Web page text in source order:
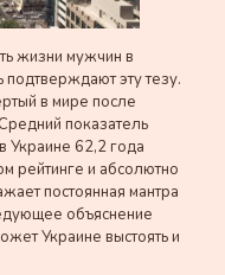
жизни мужчин в
эту тезу.
в мире после
показатель
Украине 62,2 года
рейтинге и абсолютно
постоянная мантра
объяснение
Украине выстоять и